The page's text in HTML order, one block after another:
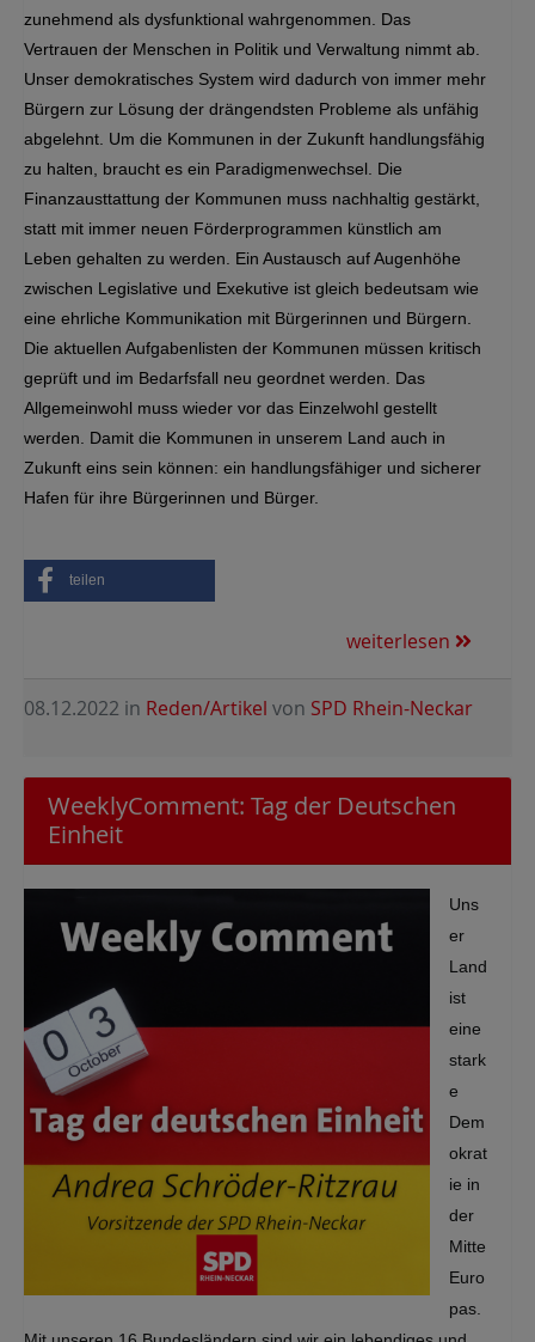
zunehmend als dysfunktional wahrgenommen. Das
Vertrauen der Menschen in Politik und Verwaltung nimmt ab.
Unser demokratisches System wird dadurch von immer mehr
Bürgern zur Lösung der drängendsten Probleme als unfähig
abgelehnt. Um die Kommunen in der Zukunft handlungsfähig
zu halten, braucht es ein Paradigmenwechsel. Die
Finanzausttattung der Kommunen muss nachhaltig gestärkt,
statt mit immer neuen Förderprogrammen künstlich am
Leben gehalten zu werden. Ein Austausch auf Augenhöhe
zwischen Legislative und Exekutive ist gleich bedeutsam wie
eine ehrliche Kommunikation mit Bürgerinnen und Bürgern.
Die aktuellen Aufgabenlisten der Kommunen müssen kritisch
geprüft und im Bedarfsfall neu geordnet werden. Das
Allgemeinwohl muss wieder vor das Einzelwohl gestellt
werden. Damit die Kommunen in unserem Land auch in
Zukunft eins sein können: ein handlungsfähiger und sicherer
Hafen für ihre Bürgerinnen und Bürger.
teilen
weiterlesen
08.12.2022 in Reden/Artikel von SPD Rhein-Neckar
WeeklyComment: Tag der Deutschen
Einheit
Uns
er
Land
ist
eine
stark
e
Dem
okrat
ie in
der
Mitte
Euro
pas.